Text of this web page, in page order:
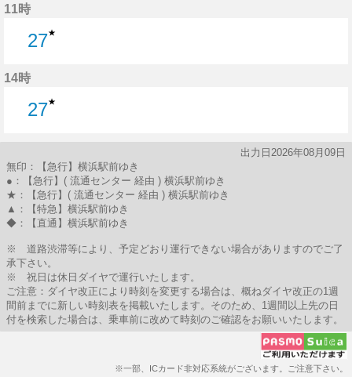
11時
27★
14時
27★
出力日2026年08月09日
無印：【急行】横浜駅前ゆき
●：【急行】( 流通センター 経由 ) 横浜駅前ゆき
★：【急行】( 流通センター 経由 ) 横浜駅前ゆき
▲：【特急】横浜駅前ゆき
◆：【直通】横浜駅前ゆき
※ 道路渋滞等により、予定どおり運行できない場合がありますのでご了
承下さい。
※ 祝日は休日ダイヤで運行いたします。
ご注意：ダイヤ改正により時刻を変更する場合は、概ねダイヤ改正の1週
間前までに新しい時刻表を掲載いたします。そのため、1週間以上先の日
付を検索した場合は、乗車前に改めて時刻のご確認をお願いいたします。
※一部、ICカード非対応系統がございます。ご注意下さい。